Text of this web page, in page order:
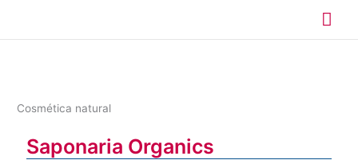
contenido
Cosmética natural
Saponaria Organics